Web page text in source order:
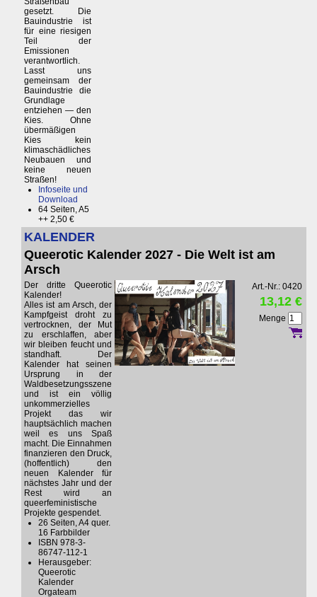
gesetzt. Die
Bauindustrie ist
für eine riesigen
Teil der
Emissionen
verantwortlich.
Lasst uns
gemeinsam der
Bauindustrie die
Grundlage
entziehen — den
Kies. Ohne
übermäßigen
Kies kein
klimaschädliches
Neubauen und
keine neuen
Straßen!
Infoseite und
Download
64 Seiten, A5
++ 2,50 €
KALENDER
Queerotic Kalender 2027 - Die Welt ist am
Arsch
Der dritte Queerotic
Kalender!
Alles ist am Arsch, der
Kampfgeist droht zu
vertrocknen, der Mut
zu erschlaffen, aber
wir bleiben feucht und
standhaft. Der
Kalender hat seinen
Ursprung in der
Waldbesetzungsszene
und ist ein völlig
unkommerzielles
Projekt das wir
hauptsächlich machen
weil es uns Spaß
macht. Die Einnahmen
finanzieren den Druck,
(hoffentlich) den
neuen Kalender für
nächstes Jahr und der
Rest wird an
queerfeministische
Projekte gespendet.
26 Seiten, A4 quer.
16 Farbbilder
ISBN 978-3-
86747-112-1
Herausgeber:
Queerotic
Kalender
Orgateam
Art.-Nr.: 0420
13,12 €
Menge